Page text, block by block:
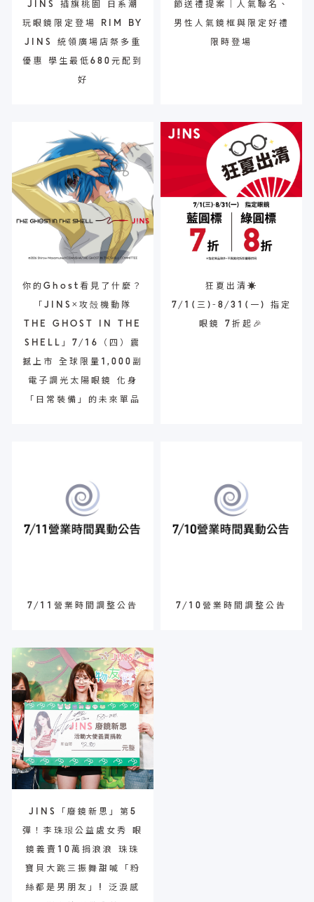
JINS 插旗桃園 日系潮
玩眼鏡限定登場 RIM BY
JINS 統領廣場店祭多重
優惠 學生最低680元配到
好
節送禮提案｜人氣聯名、
男性人氣鏡框與限定好禮
限時登場
你的Ghost看見了什麼？
「JINS×攻殻機動隊
THE GHOST IN THE
SHELL」7/16（四）震
撼上市 全球限量1,000副
電子調光太陽眼鏡 化身
「日常裝備」的未來單品
狂夏出清☀️
7/1(三)-8/31(一) 指定
眼鏡 7折起🎉
7/11營業時間調整公告 7/10營業時間調整公告
JINS「廢鏡新思」第5
彈！李珠珢公益處女秀 眼
鏡義賣10萬捐浪浪 珠珠
寶貝大跳三振舞甜喊「粉
絲都是男朋友」! 泛淚感